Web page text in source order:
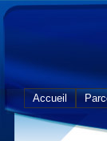
Accueil